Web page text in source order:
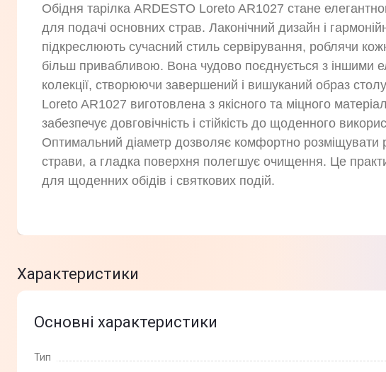
Обідня тарілка ARDESTO Loreto AR1027 стане
для подачі основних страв. Лаконічний дизайн і
підкреслюють сучасний стиль сервірування, роблячи
більш привабливою. Вона чудово поєднується з іншими
колекції, створюючи завершений і вишуканий образ
Loreto AR1027 виготовлена з якісного та міцного
забезпечує довговічність і стійкість до щоденного
Оптимальний діаметр дозволяє комфортно розміщувати
страви, а гладка поверхня полегшує очищення. Це
для щоденних обідів і святкових подій.
Характеристики
Основні характеристики
Тип